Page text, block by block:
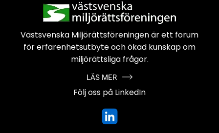
Västsvenska Miljörättsföreningen ärett forum
för erfarenhetsutbyte ochökad kunskap om
miljörättsliga frågor.
LÄS MER
Följ oss på LinkedIn